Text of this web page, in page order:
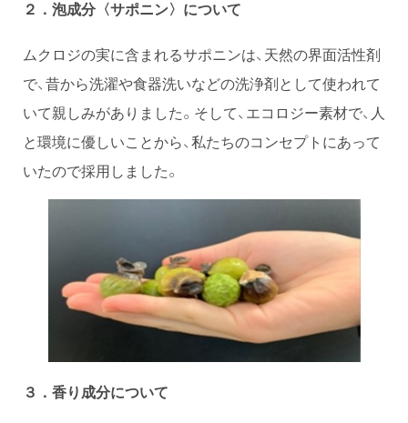
２．泡成分〈サポニン〉について
ムクロジの実に含まれるサポニンは、天然の界面活性剤
で、昔から洗濯や食器洗いなどの洗浄剤として使われて
いて親しみがありました。そして、エコロジー素材で、人
と環境に優しいことから、私たちのコンセプトにあって
いたので採用しました。
３．香り成分について